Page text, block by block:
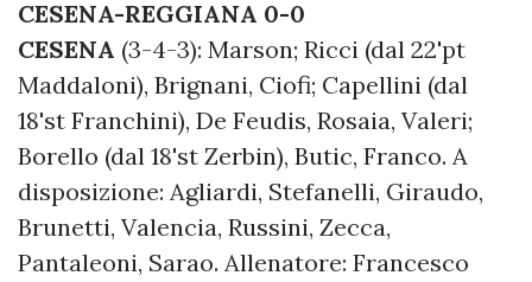
CESENA-REGGIANA 0-0
CESENA (3-4-3): Marson; Ricci (dal 22'pt
Maddaloni), Brignani, Ciofi; Capellini (dal
18'st Franchini), De Feudis, Rosaia, Valeri;
Borello (dal 18'st Zerbin), Butic, Franco. A
disposizione: Agliardi, Stefanelli, Giraudo,
Brunetti, Valencia, Russini, Zecca,
Pantaleoni, Sarao. Allenatore: Francesco